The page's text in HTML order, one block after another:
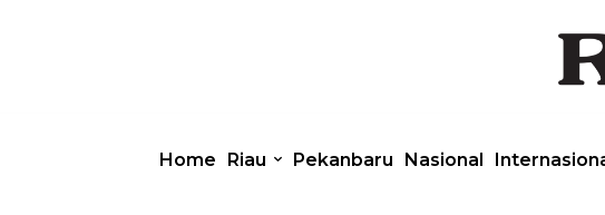
Home Riau Pekanbaru Nasional